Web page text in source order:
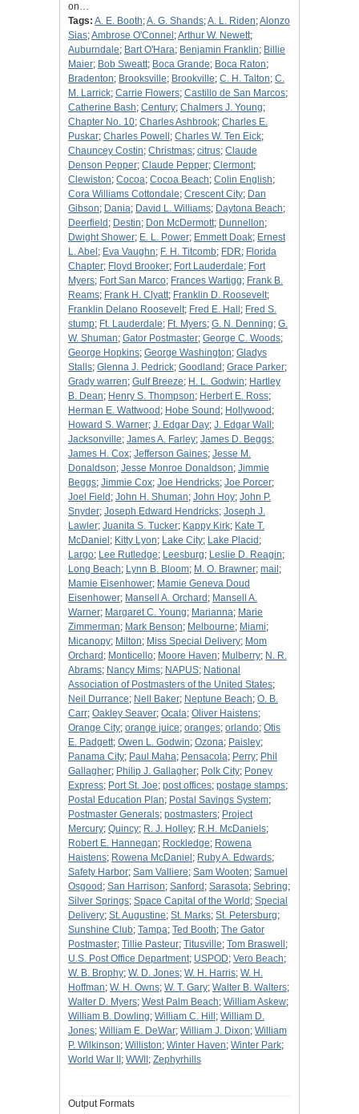
on…
Tags: A. E. Booth;A. G. Shands;A. L. Riden;Alonzo
Sias;Ambrose O'Connel ;Arthur W. Newett;
Auburndale; Bart O'Hara; Benjamin Franklin; Billie
Maier; Bob Sweatt; Boca Grande; Boca Raton;
Bradenton; Brooksville; Brookville; C. H. Talton; C.
M. Larrick; Carrie Flowers; Castillo de San Marcos;
Catherine Bash; Century; Chalmers J. Young;
Chapter No. 10; Charles Ashbrook; Charles E.
Puskar; Charles Powell ; Charles W. Ten Eick;
Chauncey Costin; Christmas; citrus; Claude
Denson Pepper; Claude Pepper; Clermont;
Clewiston; Cocoa; Cocoa Beach; Colin English;
Cora Williams Cottondale; Crescent City; Dan
Gibson; Dania; David L. Williams; Daytona Beach;
Deerfield ; Destin; Don McDermott; Dunnellon;
Dwight Shower; E. L. Power; Emmett Doak; Ernest
L. Abel ; Eva Vaughn; F. H. Titcomb; FDR; Florida
Chapter; Floyd Brooker; Fort Lauderdale; Fort
Myers; Fort San Marco; Frances Wartigg; Frank B.
Reams; Frank H. Clyatt; Franklin D. Roosevelt;
Franklin Delano Roosevelt; Fred E. Hall ; Fred S.
stump; Ft. Lauderdale; Ft. Myers; G. N. Denning; G.
W. Shuman; Gator Postmaster; George C. Woods;
George Hopkins; George Washington; Gladys
Stalls; Glenna J. Pedrick; Goodland ; Grace Parker;
Grady warren; Gulf Breeze; H. L. Godwin; Hartley
B. Dean; Henry S. Thompson; Herbert E. Ross;
Herman E. Wattwood ; Hobe Sound ; Hollywood ;
Howard S. Warner; J. Edgar Day; J. Edgar Wall ;
Jacksonville; James A. Farley; James D. Beggs;
James H. Cox; Jefferson Gaines; Jesse M.
Donaldson; Jesse Monroe Donaldson; Jimmie
Beggs; Jimmie Cox; Joe Hendricks; Joe Porcer;
Joel Field ; John H. Shuman; John Hoy; John P.
Snyder; Joseph Edward Hendricks; Joseph J.
Lawler; Juanita S. Tucker; Kappy Kirk; Kate T.
McDaniel ; Kitty Lyon; Lake City; Lake Placid ;
Largo; Lee Rutledge; Leesburg; Leslie D. Reagin;
Long Beach; Lynn B. Bloom; M. O. Brawner; mail ;
Mamie Eisenhower; Mamie Geneva Doud
Eisenhower; Mansell A. Orchard ; Mansell A.
Warner; Margaret C. Young; Marianna; Marie
Zimmerman; Mark Benson; Melbourne; Miami;
Micanopy; Milton; Miss Special Delivery; Mom
Orchard ; Monticello; Moore Haven; Mulberry; N. R.
Abrams; Nancy Mims; NAPUS; National
Association of Postmasters of the United States;
Neil Durrance; Nell Baker; Neptune Beach; O. B.
Carr; Oakley Seaver; Ocala; Oliver Haistens;
Orange City; orange juice; oranges; orlando; Otis
E. Padgett; Owen L. Godwin; Ozona; Paisley;
Panama City; Paul Maha; Pensacola; Perry; Phil
Gallagher; Philip J. Gallagher; Polk City; Poney
Express; Port St. Joe; post offices; postage stamps;
Postal Education Plan; Postal Savings System;
Postmaster Generals; postmasters; Project
Mercury; Quincy; R. J. Holley; R.H. McDaniels;
Robert E. Hannegan; Rockledge; Rowena
Haistens; Rowena McDaniel ; Ruby A. Edwards;
Safety Harbor; Sam Valliere; Sam Wooten; Samuel
Osgood ; San Harrison; Sanford ; Sarasota; Sebring;
Silver Springs; Space Capital of the World ; Special
Delivery; St. Augustine; St. Marks; St. Petersburg;
Sunshine Club; Tampa; Ted Booth; The Gator
Postmaster; Tillie Pasteur; Titusville; Tom Braswell ;
U.S. Post Office Department; USPOD; Vero Beach;
W. B. Brophy; W. D. Jones; W. H. Harris; W. H.
Hoffman; W. H. Owns; W. T. Gary; Walter B. Walters;
Walter D. Myers; West Palm Beach; William Askew;
William B. Dowling; William C. Hill ; William D.
Jones; William E. DeWar; William J. Dixon; William
P. Wilkinson; Williston; Winter Haven; Winter Park;
World War II ; WWII ; Zephyrhills
Output Formats